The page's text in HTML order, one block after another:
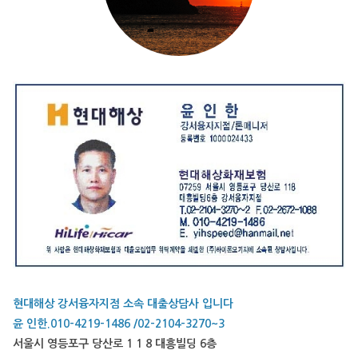
현대해상 강서융자지점 소속 대출상담사 입니다
윤 인한.010-4219-1486 /02-2104-3270~3
서울시 영등포구 당산로 1 1 8 대흥빌딩 6층